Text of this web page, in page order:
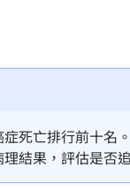
死亡排行前十名
結果，評估是否
手術，仍有高達